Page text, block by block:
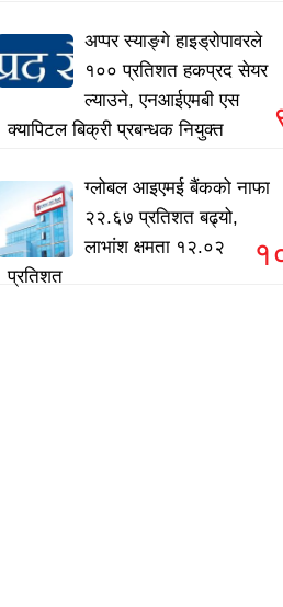
अप्पर स्याङ्गे हाइड्रोपावरले
१०० प्रतिशत हकप्रद सेयर
ल्याउने, एनआईएमबी एस
क्यापिटल बिक्री प्रबन्धक नियुक्त
ग्लोबल आइएमई बैंकको नाफा
२२.६७ प्रतिशत बढ्यो,
लाभांश क्षमता १२.०२
प्रतिशत